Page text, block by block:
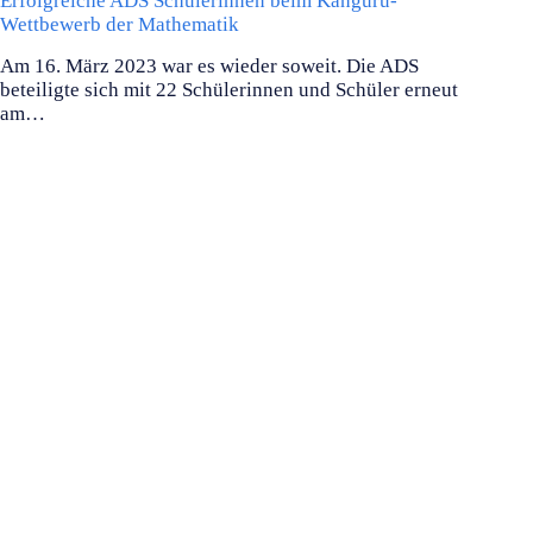
Wettbewerb der Mathematik
Am 16. März 2023 war es wieder soweit. Die ADS
beteiligte sich mit 22 Schülerinnen und Schüler erneut
am…